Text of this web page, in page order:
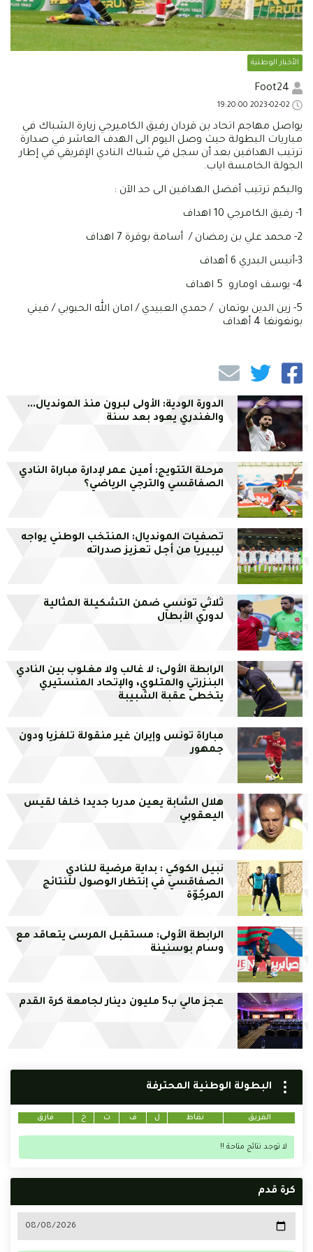
الأخبار الوطنية
يواصل مهاجم اتحاد بن قردان رفيق الكاميرجي زيارة الشباك في
مباريات البطولة حيث وصل اليوم الى الهدف العاشر في صدارة
ترتيب الهدافين بعد أن سجل في شباك النادي الإفريقي في إطار
الجولة الخامسة اياب.
واليكم ترتيب أفضل الهدافين الى حد الآن :
1- رفيق الكامرجي 10 اهداف
2- محمد علي بن رمضان / أسامة بوقرة 7 اهداف
3-أنيس البدري 6 أهداف
4- يوسف اومارو 5 اهداف
5- زين الدين بوتمان / حمدي العبيدي / امان الله الحبوبي / فيني
بونغونغا 4 أهداف
الدورة الودية: الأولى لبرون منذ المونديال...
والغندري يعود بعد سنة
مرحلة التتويج: أمين عمر لإدارة مباراة النادي
الصفاقسي والترجي الرياضي؟
تصفيات المونديال: المنتخب الوطني يواجه
ليبيريا من أجل تعزيز صدراته
ثلاثي تونسي ضمن التشكيلة المثالية
لدوري الأبطال
الرابطة الأولى: لا غالب ولا مغلوب بين النادي
البنزرتي والمتلوي، والإتحاد المنستيري
يتخطى عقبة الشبيبة
مباراة تونس وإيران غير منقولة تلفزيا ودون
جمهور
هلال الشابة يعين مدربا جديدا خلفا لقيس
اليعقوبي
نبيل الكوكي : بداية مرضية للنادي
الصفاقسي في إنتظار الوصول للنتائج
المرجُوّة
الرابطة الأولى: مستقبل المرسى يتعاقد مع
وسام بوسنينة
عجز مالي ب5 مليون دينار لجامعة كرة القدم
البطولة الوطنية المحترفة
الفريق نقاط ل ف ت خ فارق
لا توجد نتائج متاحة !!
كرة قدم